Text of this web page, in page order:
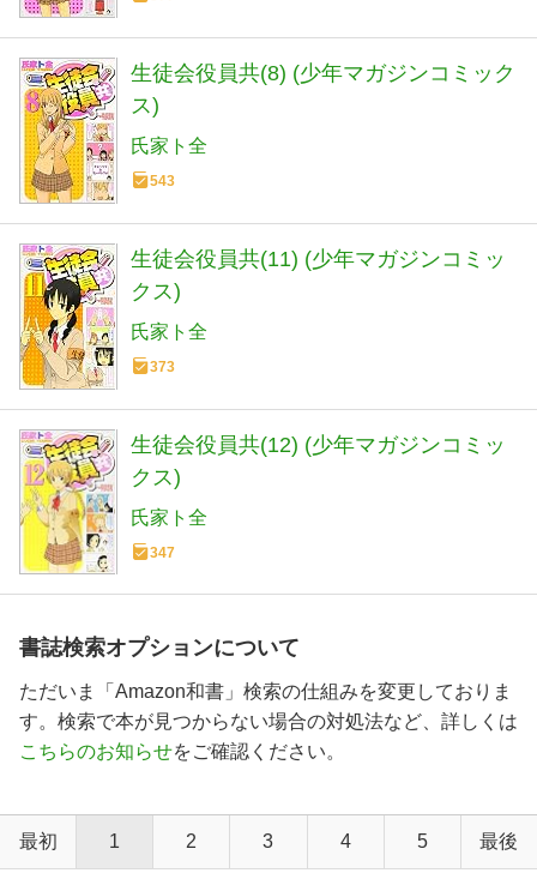
生徒会役員共(8) (少年マガジンコミック
ス)
氏家ト全
543
生徒会役員共(11) (少年マガジンコミッ
クス)
氏家ト全
373
生徒会役員共(12) (少年マガジンコミッ
クス)
氏家ト全
347
書誌検索オプションについて
ただいま「Amazon和書」検索の仕組みを変更しておりま
す。検索で本が見つからない場合の対処法など、詳しくは
こちらのお知らせをご確認ください。
最初 1 2 3 4 5 最後